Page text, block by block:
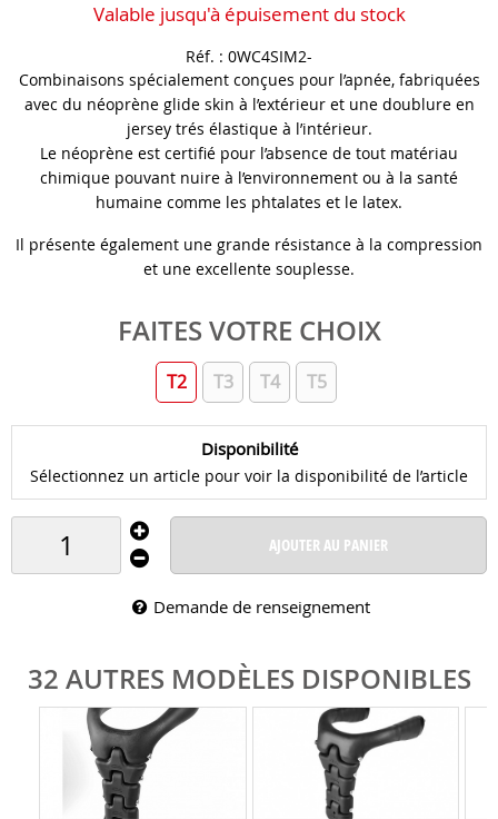
Valable jusqu'à épuisement du stock
Réf. : 0WC4SIM2-
Combinaisons spécialement conçues pour l’apnée, fabriquées
avec du néoprène glide skin à l’extérieur et une doublure en
jersey trés élastique à l’intérieur.
Le néoprène est certifié pour l’absence de tout matériau
chimique pouvant nuire à l’environnement ou à la santé
humaine comme les phtalates et le latex.
Il présente également une grande résistance à la compression
et une excellente souplesse.
FAITES VOTRE CHOIX
T2 T3 T4 T5
Disponibilité
Sélectionnez un article pour voir la disponibilité de l’article
AJOUTER AU PANIER
Demande de renseignement
32 AUTRES MODÈLES DISPONIBLES